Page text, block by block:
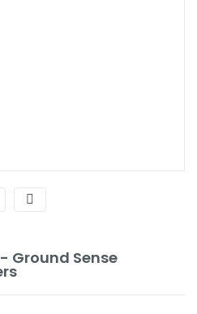
- Ground Sense